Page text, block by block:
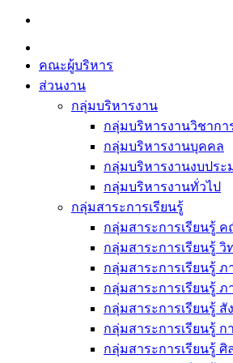
Skip
content
คณะผู้บริหาร
ส่วนงาน
กลุ่มบริหารงาน
กลุ่มบริหารงานวิชากา
กลุ่มบริหารงานบุคคล
กลุ่มบริหารงานงบปร
กลุ่มบริหารงานทั่วไป
กลุ่มสาระการเรียนรู้
กลุ่มสาระการเรียนรู้
กลุ่มสาระการเรียนรู้
กลุ่มสาระการเรียนรู้ ภ
กลุ่มสาระการเรียนรู้ ภ
กลุ่มสาระการเรียนรู้
กลุ่มสาระการเรียนรู้ ก
กลุ่มสาระการเรียนรู้ ศิ